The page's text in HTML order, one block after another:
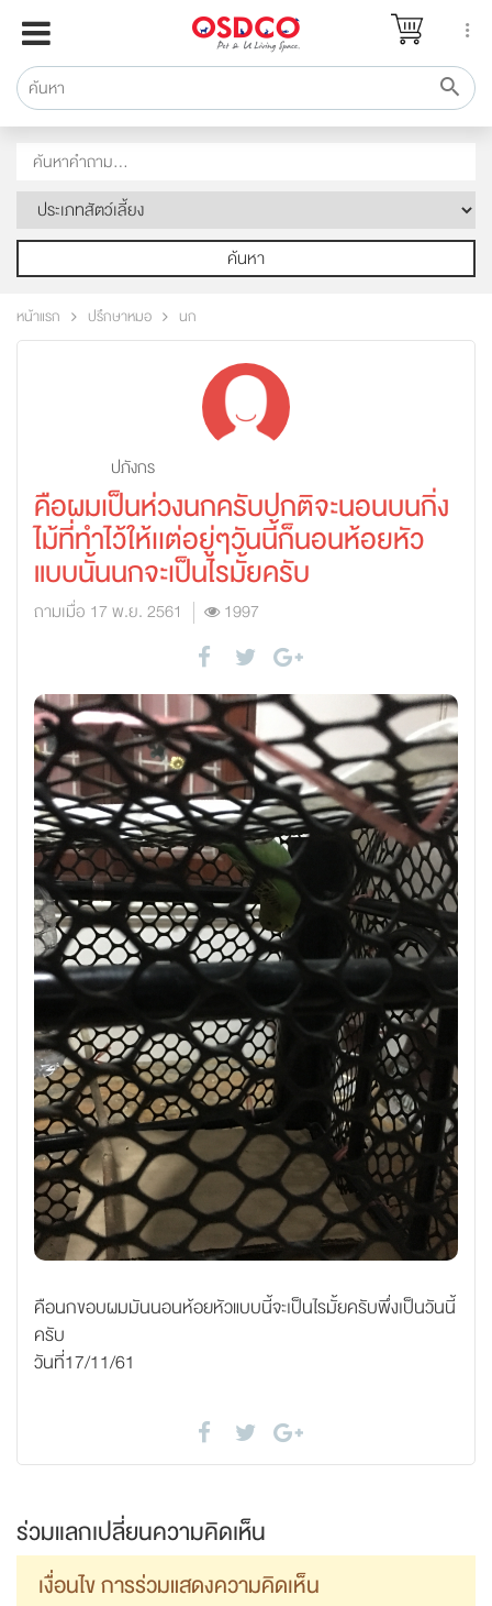
หน้าแรก
แบรนด์
รีวิว
ปรึกษาหมอ
สาระสัตว์เลี้ยง
Pet Channel
ซื้อสินค้า OSDCO
ค้นหา
หน้าแรก ปรึกษาหมอ นก
ปภังกร
คือผมเป็นห่วงนกครับปกติจะนอนบนกิ่ง
ไม้ที่ทำไว้ให้เเต่อยู่ๆวันนี้ก็นอนห้อยหัว
แบบนั้นนกจะเป็นไรมั้ยครับ
ถามเมื่อ 17 พ.ย. 2561 1997
คือนกขอบผมมันนอนห้อยหัวแบบนี้จะเป็นไรมั้ยครับพึ่งเป็นวันนี้
ครับ
วันที่17/11/61
ร่วมแลกเปลี่ยนความคิดเห็น
เงื่อนไข การร่วมแสดงความคิดเห็น